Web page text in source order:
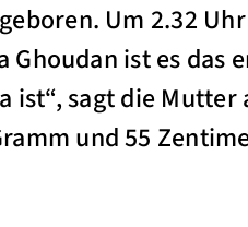
Um 2.32
ist es das
sagt die Mutter
und 55